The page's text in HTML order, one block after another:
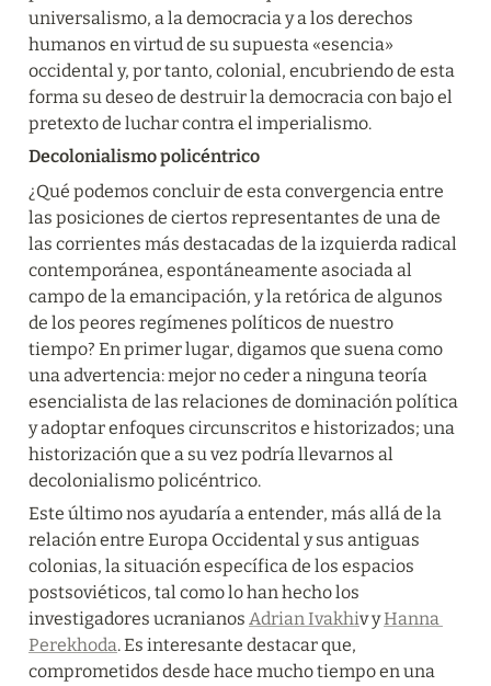
universalismo, a la democracia y a los derechos
humanos en virtud de su supuesta «esencia»
occidental y, por tanto, colonial, encubriendo de esta
forma su deseo de destruir la democracia con bajo el
pretexto de luchar contra el imperialismo.
Decolonialismo policéntrico
¿Qué podemos concluir de esta convergencia entre
las posiciones de ciertos representantes de una de
las corrientes más destacadas de la izquierda radical
contemporánea, espontáneamente asociada al
campo de la emancipación, y la retórica de algunos
de los peores regímenes políticos de nuestro
tiempo? En primer lugar, digamos que suena como
una advertencia: mejor no ceder a ninguna teoría
esencialista de las relaciones de dominación política
y adoptar enfoques circunscritos e historizados; una
historización que a su vez podría llevarnos al
decolonialismo policéntrico.
Este último nos ayudaría a entender, más allá de la
relación entre Europa Occidental y sus antiguas
colonias, la situación específica de los espacios
postsoviéticos, tal como lo han hecho los
investigadores ucranianos Adrian Ivakhiv y Hanna
Perekhoda. Es interesante destacar que,
comprometidos desde hace mucho tiempo en una